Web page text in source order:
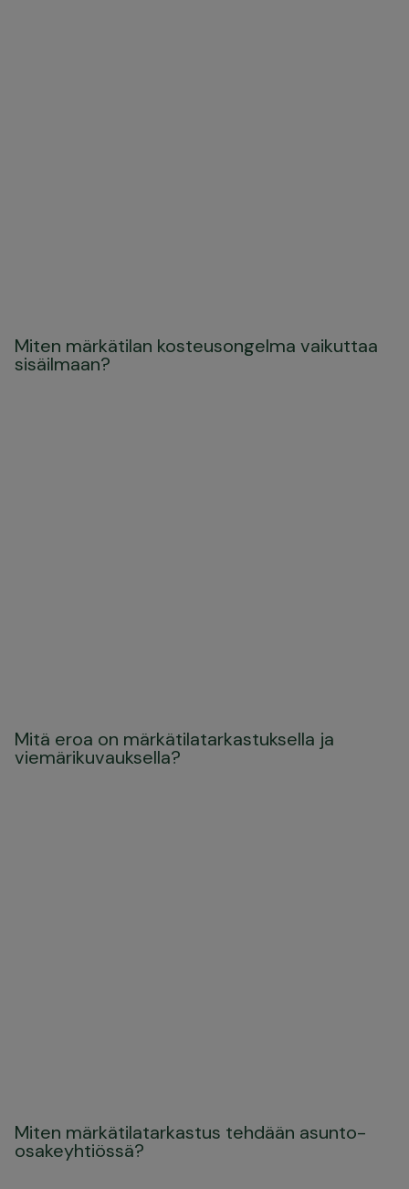
Miten märkätilan kosteusongelma vaikuttaa
sisäilmaan?
Mitä eroa on märkätilatarkastuksella ja
viemärikuvauksella?
Miten märkätilatarkastus tehdään asunto-
osakeyhtiössä?